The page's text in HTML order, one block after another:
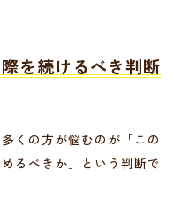
を続けるべき判断
くの方が悩むのが「この
るべきか」という判断で